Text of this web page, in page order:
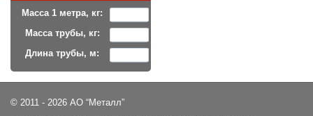
Масса 1 метра, кг:
Масса трубы, кг:
Длина трубы, м:
© 2011 - 2026 АО “Металл”